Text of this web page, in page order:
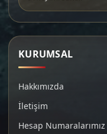
KURUMSAL
Hakkımızda
İletişim
Hesap Numaralarımız